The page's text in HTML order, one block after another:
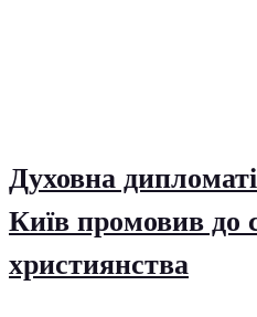
Духовна
Київ промовив до
християнства